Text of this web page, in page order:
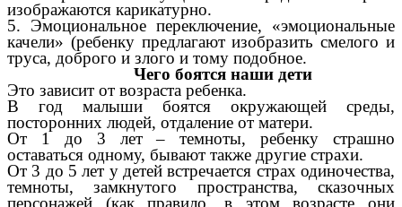
изображаются карикатурно.
5. Эмоциональное переключение, «эмоциональные
качели» (ребенку предлагают изобразить смелого и
труса, доброго и злого и тому подобное.
Чего боятся наши дети
Это зависит от возраста ребенка.
В год малыши боятся окружающей среды,
посторонних людей, отдаление от матери.
От 1 до 3 лет – темноты, ребенку страшно
оставаться одному, бывают также другие страхи.
От 3 до 5 лет у детей встречается страх одиночества,
темноты, замкнутого пространства, сказочных
персонажей (как правило, в этом возрасте они